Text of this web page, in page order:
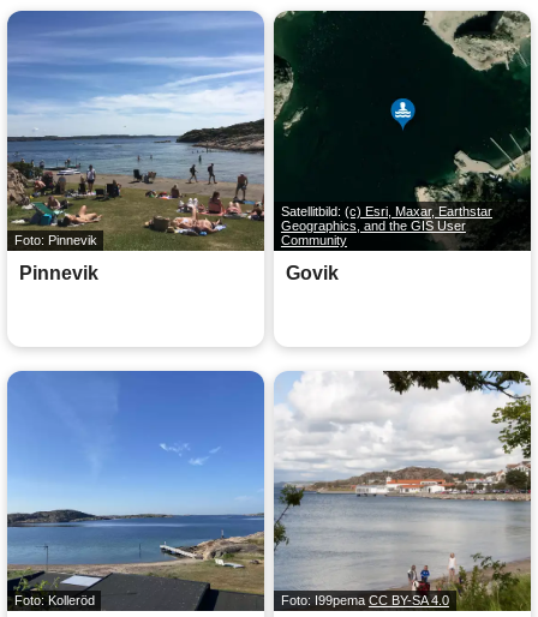
Foto: Pinnevik
Pinnevik
Satellitbild: (c) Esri, Maxar, Earthstar
Geographics, and the GIS User
Community
Govik
Foto: Kolleröd Foto: I99pema CC BY-SA 4.0